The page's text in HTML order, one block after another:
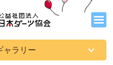
ャラリー